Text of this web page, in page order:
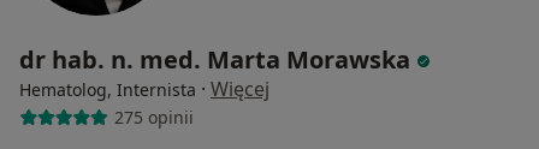
dr hab. n. med. Marta Morawska
Hematolog, Internista · Więcej
275 opinii